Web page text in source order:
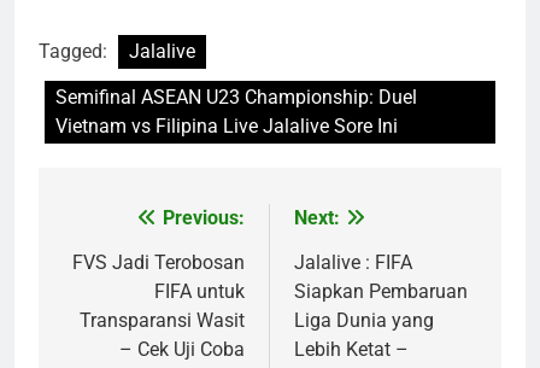
Tagged:
Jalalive
Semifinal ASEAN U23 Championship: Duel
Vietnam vs Filipina Live Jalalive Sore Ini
navigation
Previous:
FVS Jadi Terobosan
FIFA untuk
Transparansi Wasit
– Cek Uji Coba
Next:
Jalalive : FIFA
Siapkan Pembaruan
Liga Dunia yang
Lebih Ketat –